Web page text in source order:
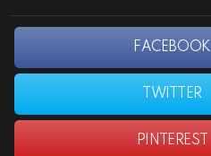
FACEBOOK
TWITTER
PINTEREST